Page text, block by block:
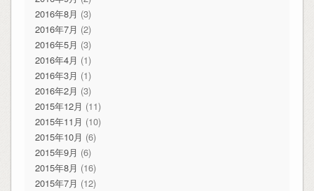
2016年8月 (3)
2016年7月 (2)
2016年5月 (3)
2016年4月 (1)
2016年3月 (1)
2016年2月 (3)
2015年12月 (11)
2015年11月 (10)
2015年10月 (6)
2015年9月 (6)
2015年8月 (16)
2015年7月 (12)